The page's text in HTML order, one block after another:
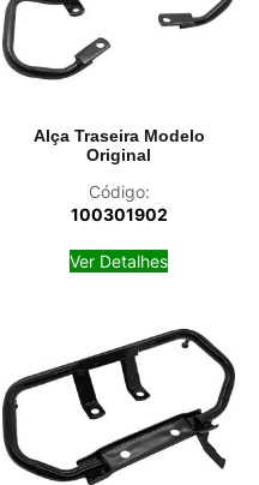
Alça Traseira Modelo
Original
Código:
100301902
Ver Detalhes